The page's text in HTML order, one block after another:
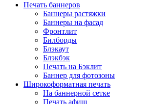
Печать баннеров
Баннеры растяжки
Баннеры на фасад
Фронтлит
Билборды
Блэкаут
Блэкбэк
Печать на Бэклит
Баннер для фотозоны
Широкоформатная печать
На баннерной сетке
Печать афиш